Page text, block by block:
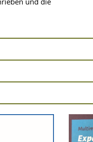
10.7.17)